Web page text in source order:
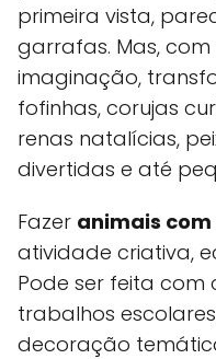
primeira vista,
garrafas. Mas,
imaginação,
fofinhas, corujas
renas natalícias,
divertidas e até
Fazer animais
atividade criativa,
Pode ser feita com
trabalhos
decoração